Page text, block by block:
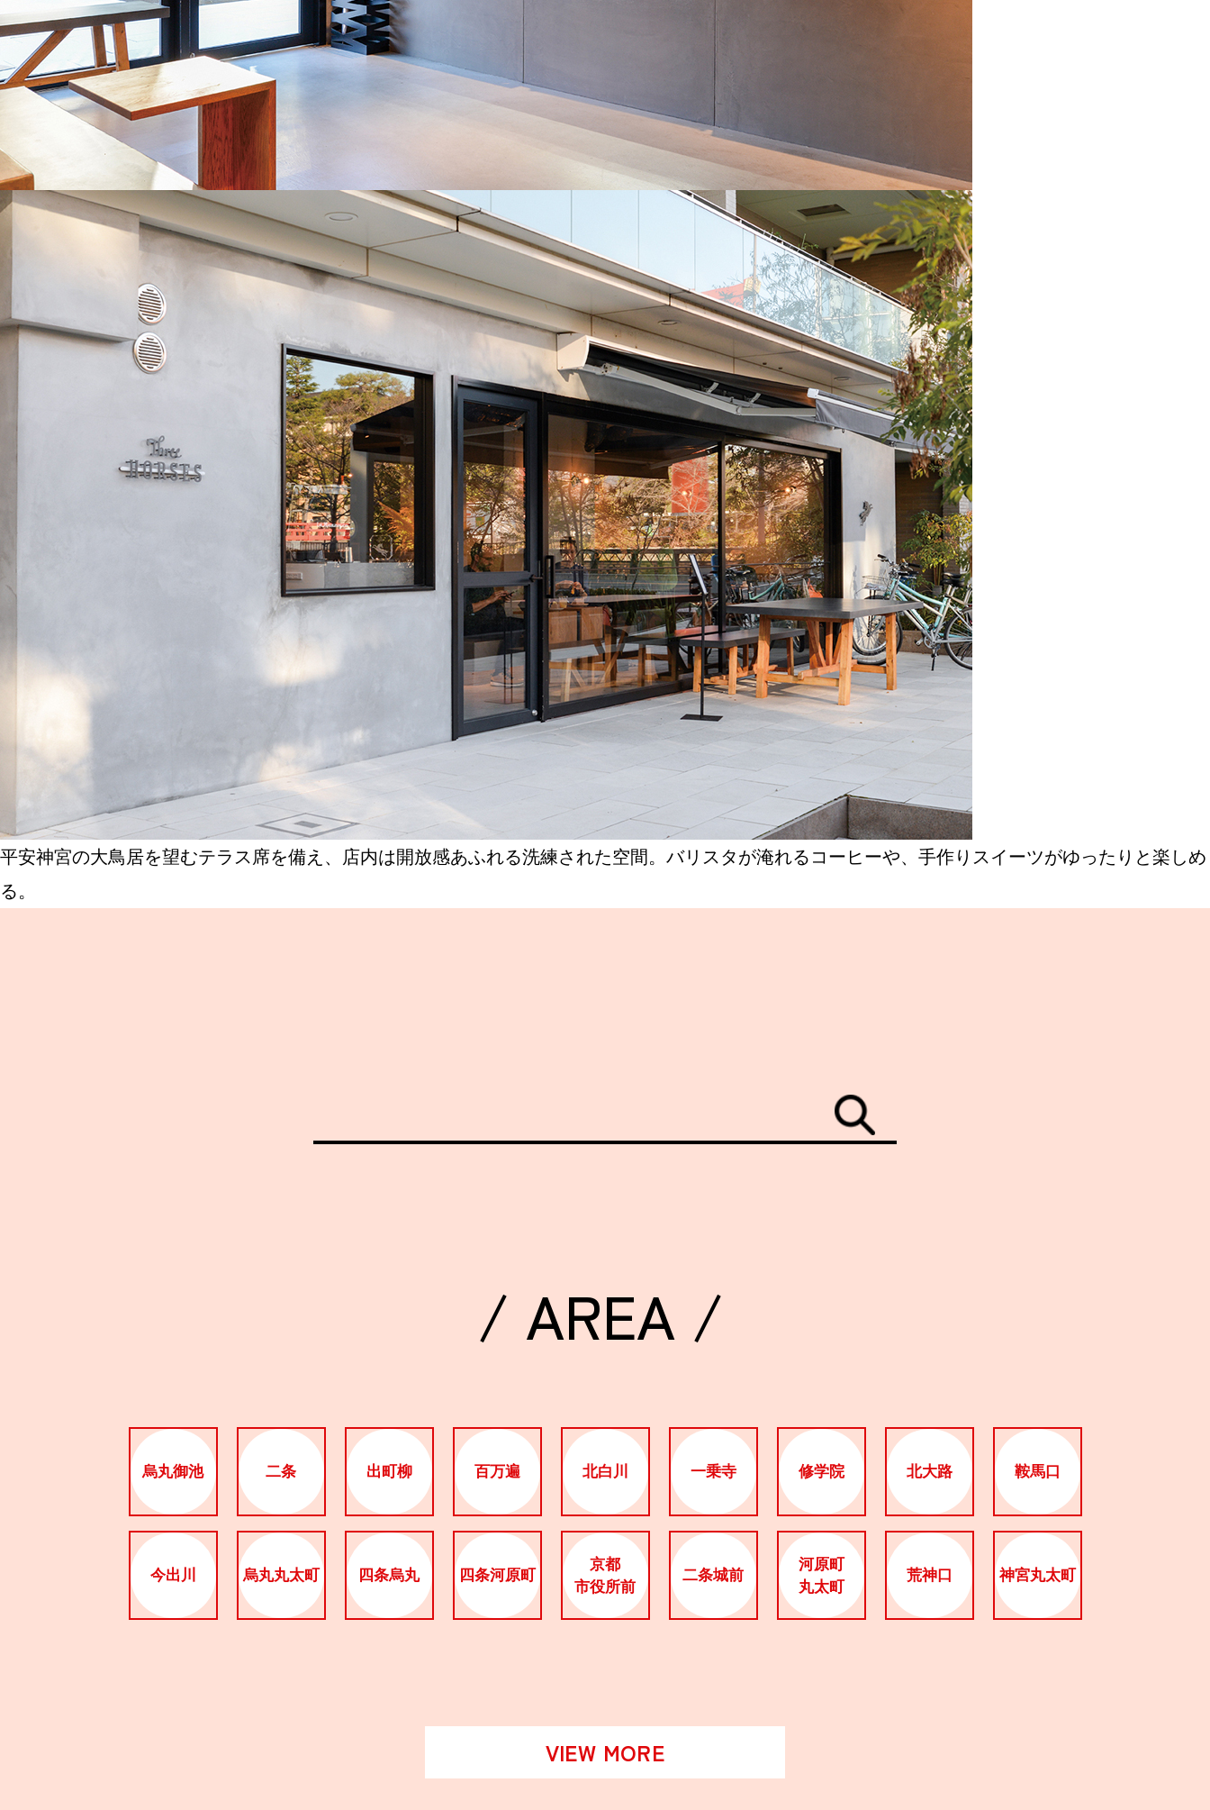
平安神宮の大鳥居を望むテラス席を備え、店内は開放感あふれる洗練された空間。バリスタが淹れるコーヒーや、手作りスイーツがゆったりと楽しめ
る。
/ AREA /
烏丸御池 二条 出町柳 百万遍 北白川 一乗寺 修学院 北大路 鞍馬口
今出川 烏丸丸太町 四条烏丸 四条河原町
京都
市役所前
二条城前
河原町
丸太町
荒神口 神宮丸太町
VIEW MORE